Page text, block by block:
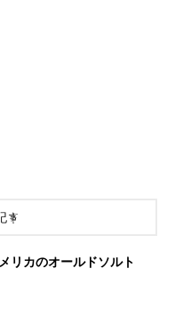
事
リカのオールドソルト